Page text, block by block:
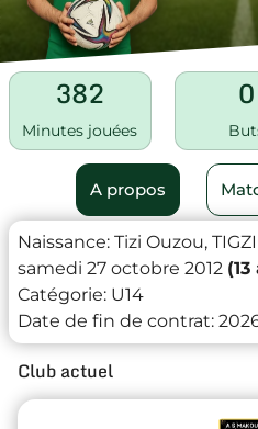
382
Minutes jouées
0
A propos
Naissance: Tizi Ouzou,
samedi 27 octobre 2012
Catégorie: U14
Date de fin de contrat:
Club actuel